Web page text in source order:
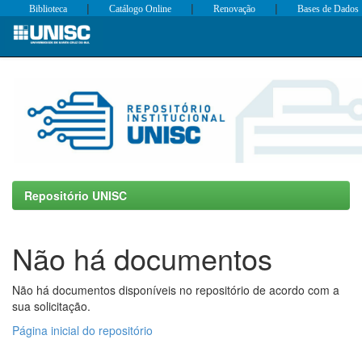
Skip
Biblioteca | Catálogo Online | Renovação | Bases de Dados
Repositório UNISC
Não há documentos
Não há documentos disponíveis no repositório de acordo com a
sua solicitação.
Página inicial do repositório